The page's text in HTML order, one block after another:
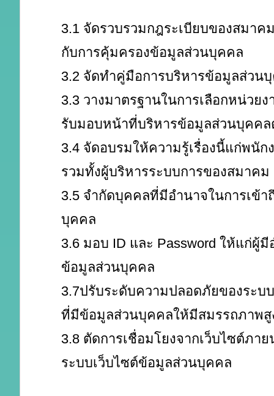
3.1 จัดรวบรวมกฎระเบียบของสมาค
กับการคุ้มครองข้อมูลส่วนบุคคล
3.2 จัดทำคู่มือการบริหารข้อมูลส่วน
3.3 วางมาตรฐานในการเลือกหน่วย
รับมอบหน้าที่บริหารข้อมูลส่วนบุคคล
3.4 จัดอบรมให้ความรู้เรื่องนี้แก่พนัก
รวมทั้งผู้บริหารระบบการของสมาคม
3.5 จำกัดบุคคลที่มีอำนาจในการเข้า
บุคคล
3.6 มอบ ID และ Password ให้แก่ผู้มี
ข้อมูลส่วนบุคคล
3.7ปรับระดับความปลอดภัยของระบ
ที่มีข้อมูลส่วนบุคคลให้มีสมรรถภาพ
3.8 ตัดการเชื่อมโยงจากเว็บไซต์ภา
ระบบเว็บไซต์ข้อมูลส่วนบุคคล